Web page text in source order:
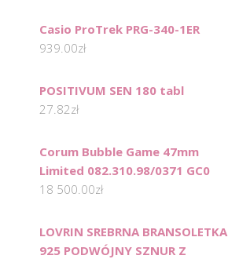
Casio ProTrek PRG-340-1ER
939.00zł
POSITIVUM SEN 180 tabl
27.82zł
Corum Bubble Game 47mm
Limited 082.310.98/0371 GC0
18 500.00zł
LOVRIN SREBRNA BRANSOLETKA
925 PODWÓJNY SZNUR Z